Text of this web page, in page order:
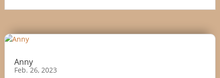
Anny
Feb. 26, 2023